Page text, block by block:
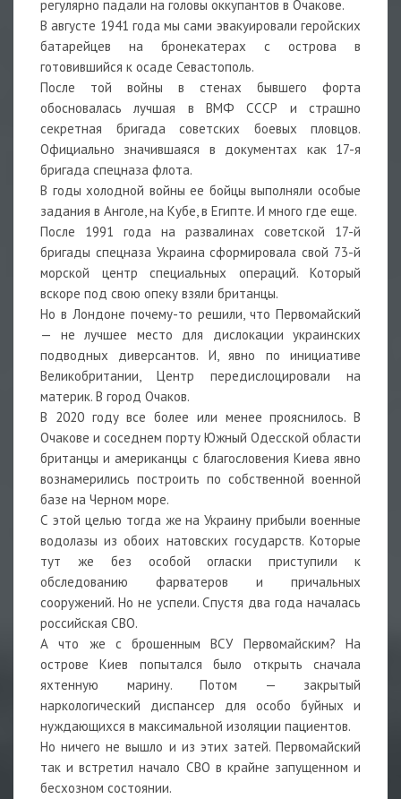
регулярно падали на головы оккупантов в Очакове.
В августе 1941 года мы сами эвакуировали геройских
батарейцев на бронекатерах с острова в
готовившийся к осаде Севастополь.
После той войны в стенах бывшего форта
обосновалась лучшая в ВМФ СССР и страшно
секретная бригада советских боевых пловцов.
Официально значившаяся в документах как 17-я
бригада спецназа флота.
В годы холодной войны ее бойцы выполняли особые
задания в Анголе, на Кубе, в Египте. И много где еще.
После 1991 года на развалинах советской 17-й
бригады спецназа Украина сформировала свой 73-й
морской центр специальных операций. Который
вскоре под свою опеку взяли британцы.
Но в Лондоне почему-то решили, что Первомайский
— не лучшее место для дислокации украинских
подводных диверсантов. И, явно по инициативе
Великобритании, Центр передислоцировали на
материк. В город Очаков.
В 2020 году все более или менее прояснилось. В
Очакове и соседнем порту Южный Одесской области
британцы и американцы с благословения Киева явно
вознамерились построить по собственной военной
базе на Черном море.
С этой целью тогда же на Украину прибыли военные
водолазы из обоих натовских государств. Которые
тут же без особой огласки приступили к
обследованию фарватеров и причальных
сооружений. Но не успели. Спустя два года началась
российская СВО.
А что же с брошенным ВСУ Первомайским? На
острове Киев попытался было открыть сначала
яхтенную марину. Потом — закрытый
наркологический диспансер для особо буйных и
нуждающихся в максимальной изоляции пациентов.
Но ничего не вышло и из этих затей. Первомайский
так и встретил начало СВО в крайне запущенном и
бесхозном состоянии.